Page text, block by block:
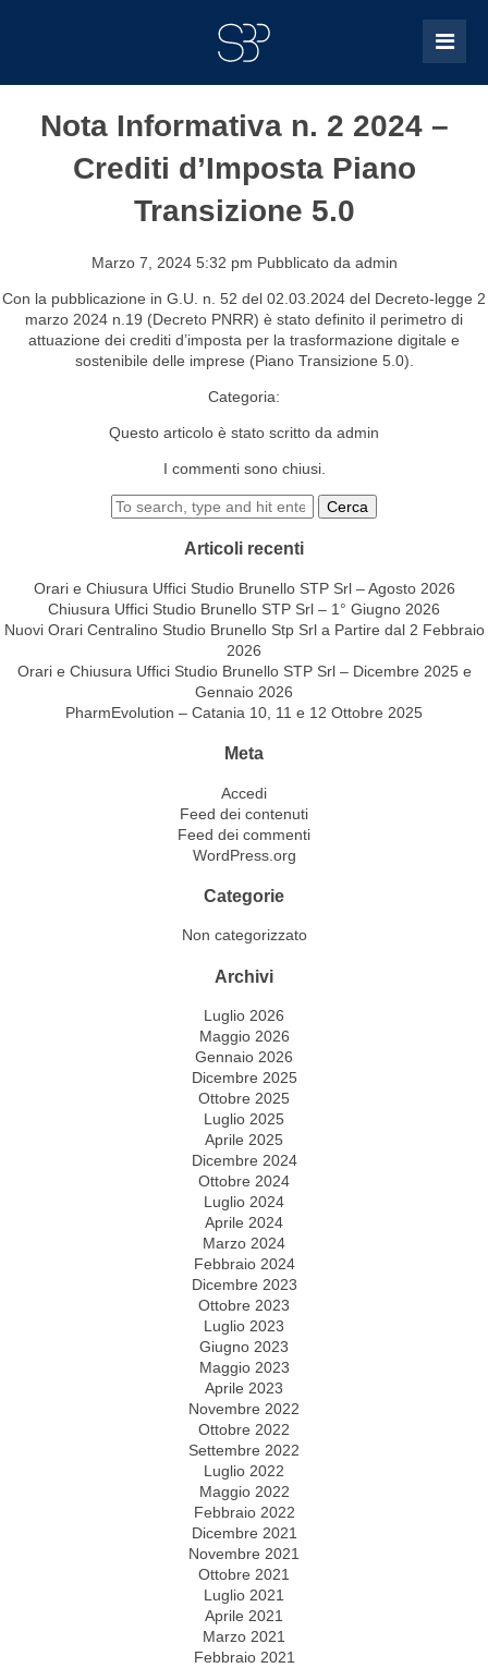
Nota Informativa n. 2 2024 –
Crediti d’Imposta Piano
Transizione 5.0
Marzo 7, 2024 5:32 pm Pubblicato da admin
Con la pubblicazione in G.U. n. 52 del 02.03.2024 del Decreto-legge 2
marzo 2024 n.19 (Decreto PNRR) è stato definito il perimetro di
attuazione dei crediti d’imposta per la trasformazione digitale e
sostenibile delle imprese (Piano Transizione 5.0).
Categoria:
Questo articolo è stato scritto da admin
I commenti sono chiusi.
Cerca
Articoli recenti
Orari e Chiusura Uffici Studio Brunello STP Srl – Agosto 2026
Chiusura Uffici Studio Brunello STP Srl – 1° Giugno 2026
Nuovi Orari Centralino Studio Brunello Stp Srl a Partire dal 2 Febbraio
2026
Orari e Chiusura Uffici Studio Brunello STP Srl – Dicembre 2025 e
Gennaio 2026
PharmEvolution – Catania 10, 11 e 12 Ottobre 2025
Meta
Accedi
Feed dei contenuti
Feed dei commenti
WordPress.org
Categorie
Non categorizzato
Archivi
Luglio 2026
Maggio 2026
Gennaio 2026
Dicembre 2025
Ottobre 2025
Luglio 2025
Aprile 2025
Dicembre 2024
Ottobre 2024
Luglio 2024
Aprile 2024
Marzo 2024
Febbraio 2024
Dicembre 2023
Ottobre 2023
Luglio 2023
Giugno 2023
Maggio 2023
Aprile 2023
Novembre 2022
Ottobre 2022
Settembre 2022
Luglio 2022
Maggio 2022
Febbraio 2022
Dicembre 2021
Novembre 2021
Ottobre 2021
Luglio 2021
Aprile 2021
Marzo 2021
Febbraio 2021